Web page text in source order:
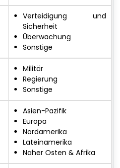
Verteidigung und
Sicherheit
Überwachung
Sonstige
Militär
Regierung
Sonstige
Asien-Pazifik
Europa
Nordamerika
Lateinamerika
Naher Osten & Afrika